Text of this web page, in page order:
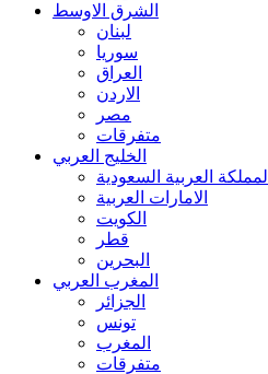
الشرق الاوسط
لبنان
سوريا
العراق
الاردن
مصر
متفرقات
الخليج العربي
المملكة العربية السعودية
الامارات العربية
الكويت
قطر
البحرين
المغرب العربي
الجزائر
تونس
المغرب
متفرقات